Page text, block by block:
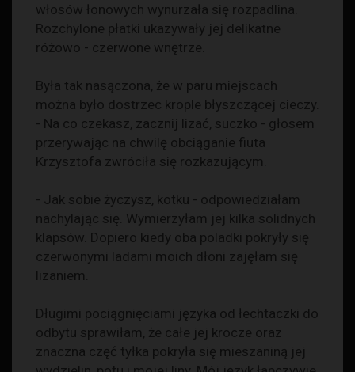
włosów łonowych wynurzała się rozpadlina.
Rozchylone płatki ukazywały jej delikatne
różowo - czerwone wnętrze.
Była tak nasączona, że w paru miejscach
można było dostrzec krople błyszczącej cieczy.
- Na co czekasz, zacznij lizać, suczko - głosem
przerywając na chwilę obciąganie fiuta
Krzysztofa zwróciła się rozkazującym.
- Jak sobie życzysz, kotku - odpowiedziałam
nachylając się. Wymierzyłam jej kilka solidnych
klapsów. Dopiero kiedy oba poladki pokryły się
czerwonymi ladami moich dłoni zajęłam się
lizaniem.
Długimi pociągnięciami języka od łechtaczki do
odbytu sprawiłam, że całe jej krocze oraz
znaczna częć tyłka pokryła się mieszaniną jej